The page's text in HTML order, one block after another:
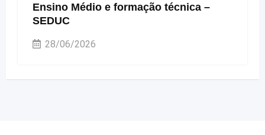
Ensino Médio e formação técnica –
SEDUC
28/06/2026